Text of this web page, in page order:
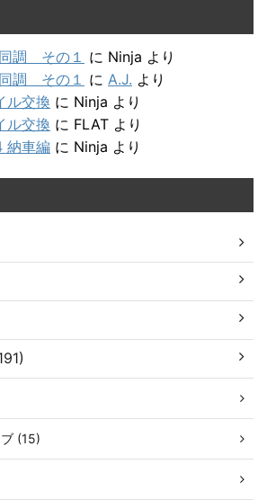
調 その１ に Ninja より
調 その１ に A.J. より
ル交換 に Ninja より
ル交換 に FLAT より
納車編 に Ninja より
(15)